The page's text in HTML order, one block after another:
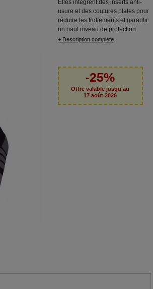
Elles intègrent des inserts anti-
usure et des coutures plates pour
réduire les frottements et garantir
un haut niveau de protection.
+ Description complète
-25%
Offre valable jusqu'au
17 août 2026